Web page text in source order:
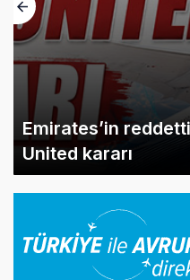
Emirates’in
United kararı